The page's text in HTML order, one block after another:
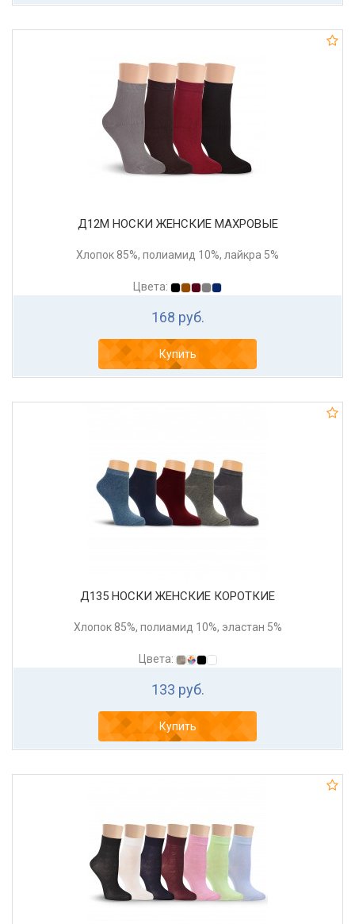
Д12М НОСКИ ЖЕНСКИЕ МАХРОВЫЕ
Хлопок 85%, полиамид 10%, лайкра 5%
Цвета:
168 руб.
Купить
Д135 НОСКИ ЖЕНСКИЕ КОРОТКИЕ
Хлопок 85%, полиамид 10%, эластан 5%
Цвета:
133 руб.
Купить